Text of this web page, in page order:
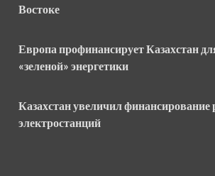
Востоке
Европа профинансирует Казахстан
«зеленой» энергетики
Казахстан увеличил финансирование
электростанций